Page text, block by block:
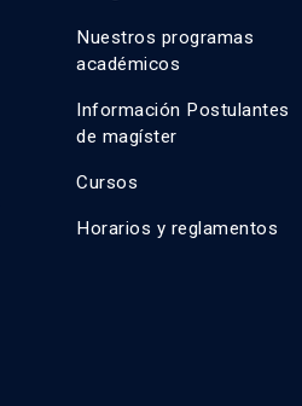
Nuestros programas
académicos
Información Postulantes
de magíster
Cursos
Horarios y reglamentos